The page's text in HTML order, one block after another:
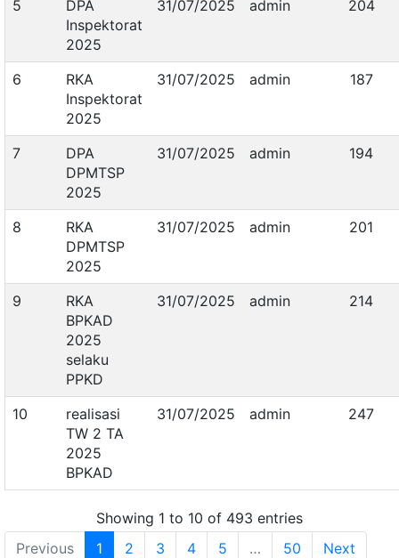
5
DPA
Inspektorat
2025
31/07/2025 admin 204
6
RKA
Inspektorat
2025
31/07/2025 admin 187
7
DPA
DPMTSP
2025
31/07/2025 admin 194
8
RKA
DPMTSP
2025
31/07/2025 admin 201
9
RKA
BPKAD
2025
selaku
PPKD
31/07/2025 admin 214
10
realisasi
TW 2 TA
2025
BPKAD
31/07/2025 admin 247
Showing 1 to 10 of 493 entries
Previous
1 2 3 4 5 … 50 Next